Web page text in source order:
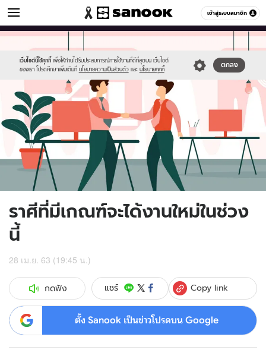
เข้าสู่ระบบสมาชิก
ดูดวง หมวดอื่นๆ
เว็บไซต์นี้ใช้คุกกี้ เพื่อให้ท่านได้รับประสบการณ์การใช้งานที่ดีที่สุดบน เว็บไซต์
ของเรา โปรดศึกษาเพิ่มเติมที่ นโยบายความเป็นส่วนตัว และ นโยบายคุกกี้
ตกลง
Sanook
//s.isanook.com/sr/0/images/logo-
sanook.png
600
60
//s.isanook.com/ho/0/ud/36/181953/316139.jpg
ราศีที่มีเกณฑ์จะได้งานใหม่ในช่วง
นี้
28 เม.ย. 63 (19:45 น.)
กดฟัง แชร์ Copy link
ตั้ง Sanook เป็นข่าวโปรดบน Google